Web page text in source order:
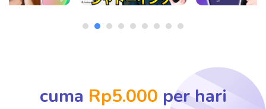
cuma Rp5.000 per hari